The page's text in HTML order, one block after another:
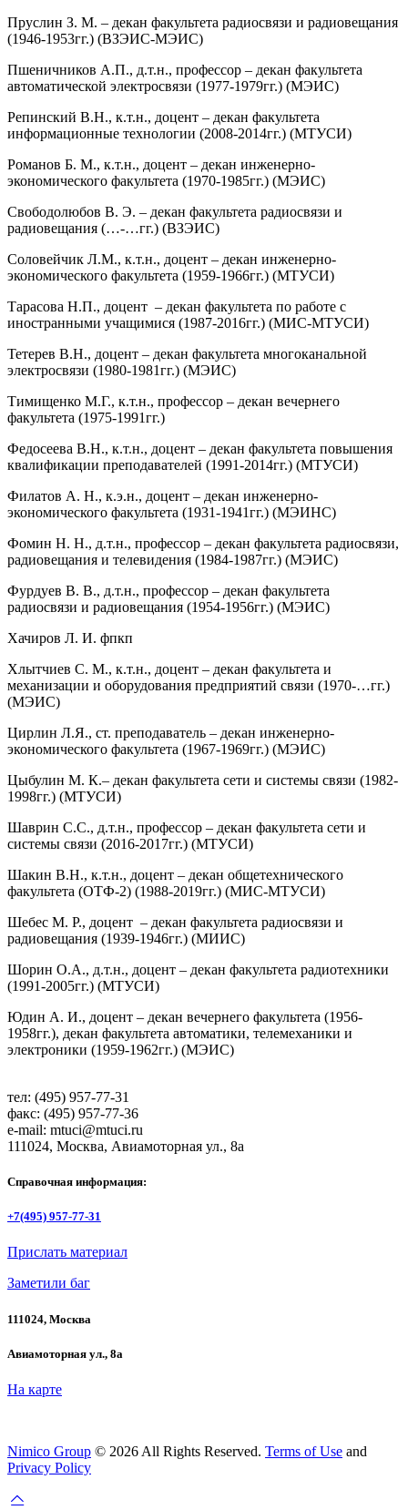
Пруслин З. М. – декан факультета радиосвязи и радиовещания
(1946-1953гг.) (ВЗЭИС-МЭИС)
Пшеничников А.П., д.т.н., профессор – декан факультета
автоматической электросвязи (1977-1979гг.) (МЭИС)
Репинский В.Н., к.т.н., доцент – декан факультета
информационные технологии (2008-2014гг.) (МТУСИ)
Романов Б. М., к.т.н., доцент – декан инженерно-
экономического факультета (1970-1985гг.) (МЭИС)
Свободолюбов В. Э. – декан факультета радиосвязи и
радиовещания (…-…гг.) (ВЗЭИС)
Соловейчик Л.М., к.т.н., доцент – декан инженерно-
экономического факультета (1959-1966гг.) (МТУСИ)
Тарасова Н.П., доцент – декан факультета по работе с
иностранными учащимися (1987-2016гг.) (МИС-МТУСИ)
Тетерев В.Н., доцент – декан факультета многоканальной
электросвязи (1980-1981гг.) (МЭИС)
Тимищенко М.Г., к.т.н., профессор – декан вечернего
факультета (1975-1991гг.)
Федосеева В.Н., к.т.н., доцент – декан факультета повышения
квалификации преподавателей (1991-2014гг.) (МТУСИ)
Фи­латов А. Н., к.э.н., доцент – декан инженерно-
экономического факультета (1931-1941гг.) (МЭИНС)
Фомин Н. Н., д.т.н., профессор – декан факультета радиосвязи,
радиовещания и телевидения (1984-1987гг.) (МЭИС)
Фурдуев В. В., д.т.н., профессор – декан факультета
радиосвязи и радиовещания (1954-1956гг.) (МЭИС)
Хачиров Л. И. фпкп
Хлытчиев С. М., к.т.н., доцент – декан факультета и
механизации и оборудования предприятий связи (1970-…гг.)
(МЭИС)
Цирлин Л.Я., ст. преподаватель – декан инженерно-
экономического факультета (1967-1969гг.) (МЭИС)
Цыбулин М. К.– декан факультета сети и системы связи (1982-
1998гг.) (МТУСИ)
Шаврин С.С., д.т.н., профессор – декан факультета сети и
системы связи (2016-2017гг.) (МТУСИ)
Шакин В.Н., к.т.н., доцент – декан общетехнического
факультета (ОТФ-2) (1988-2019гг.) (МИС-МТУСИ)
Шебес М. Р., доцент – декан факультета радиосвязи и
радиовещания (1939-1946гг.) (МИИС)
Шорин О.А., д.т.н., доцент – декан факультета радиотехники
(1991-2005гг.) (МТУСИ)
Юдин А. И., доцент – декан вечернего факультета (1956-
1958гг.), декан факультета автоматики, теле­механики и
электроники (1959-1962гг.) (МЭИС)
тел: (495) 957-77-31
факс: (495) 957-77-36
e-mail: mtuci@mtuci.ru
111024, Москва, Авиамоторная ул., 8а
Справочная информация:
+7(495) 957-77-31
Прислать материал
Заметили баг
111024, Москва
Авиамоторная ул., 8а
На карте
Nimico Group © 2026 All Rights Reserved. Terms of Use and
Privacy Policy